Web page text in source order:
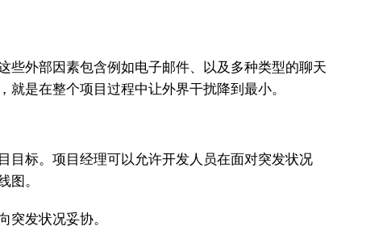
些外部因素包含例如电子邮件、以及多种类型的聊天
是在整个项目过程中让外界干扰降到最小。
目标。项目经理可以允许开发人员在面对突发状况
图。
发状况妥协。